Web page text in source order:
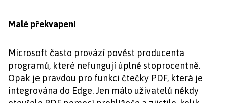
Malé překvapení
Microsoft často provází pověst producenta
programů, které nefungují úplně stoprocentně.
Opak je pravdou pro funkci čtečky PDF, která je
integrována do Edge. Jen málo uživatelů někdy